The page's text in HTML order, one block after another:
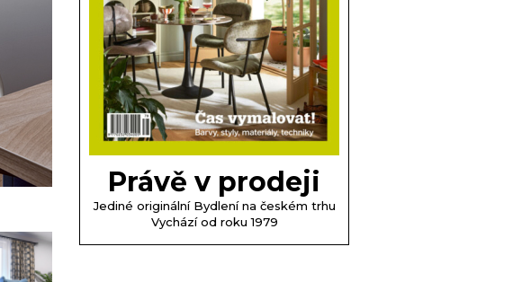
Právě v prodeji
Jediné originální Bydlení na českém trhu
Vychází od roku 1979